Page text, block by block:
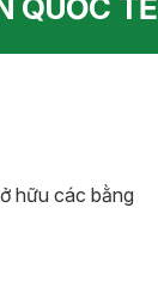
hữu các bằng